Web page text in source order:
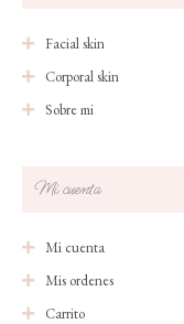
Facial skin
Corporal skin
Sobre mi
Mi cuenta
Mi cuenta
Mis ordenes
Carrito